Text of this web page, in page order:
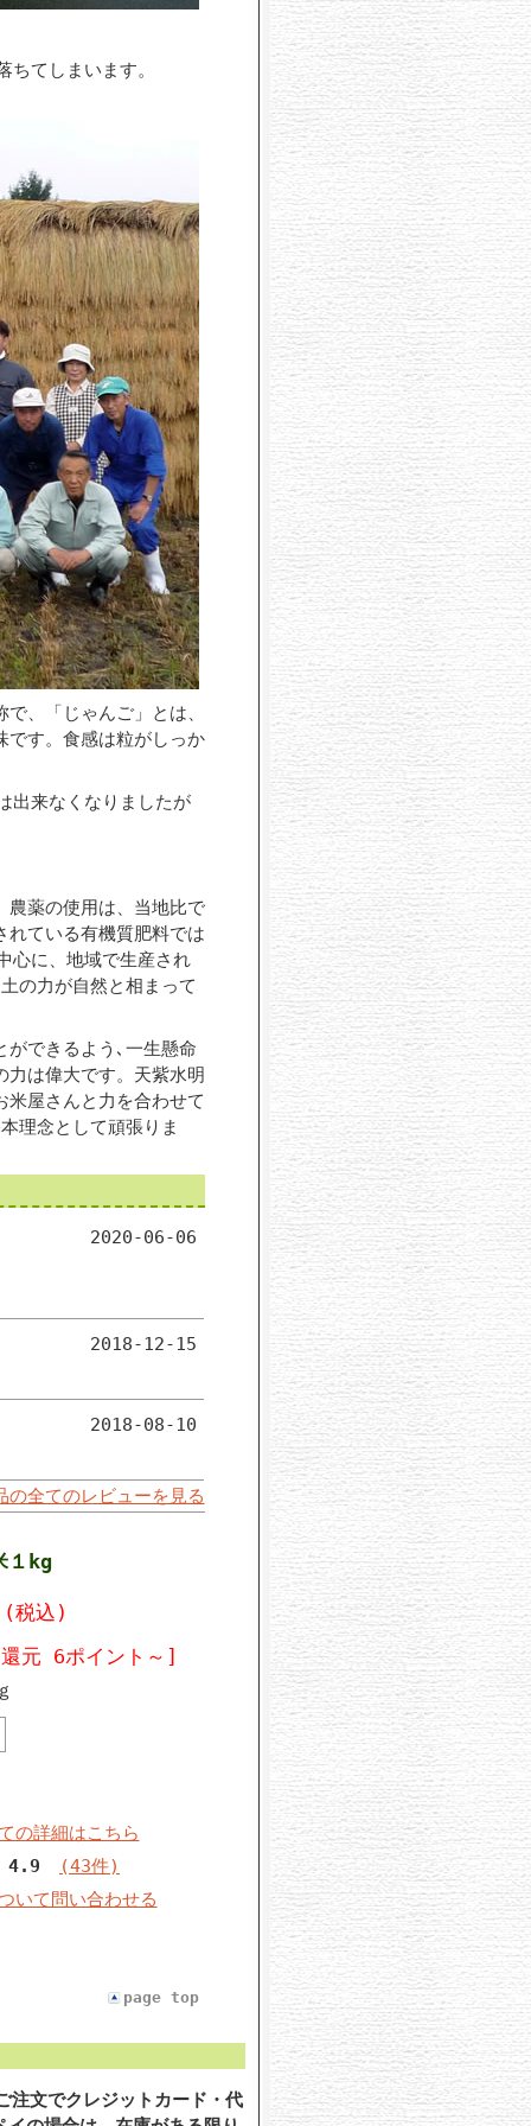
てしまいます。
、「じゃんご」とは、
です。食感は粒がしっか
出来なくなりましたが
農薬の使用は、当地比で
れている有機質肥料では
心に、地域で生産され
の力が自然と相まって
ができるよう､一生懸命
は偉大です。天紫水明
屋さんと力を合わせて
理念として頑張りま
2020-06-06
2018-12-15
2018-08-10
の全てのレビューを見る
１kg
(税込)
元 6ポイント～]
の詳細はこちら
4.9
(43件)
いて問い合わせる
page top
注文でクレジットカード・代